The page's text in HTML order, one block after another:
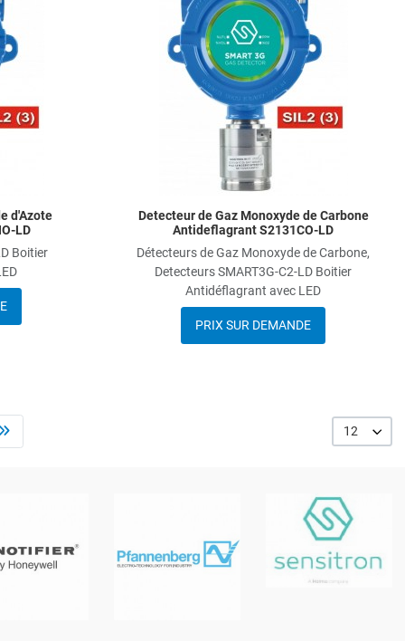
Add to Compare
d'Azote
LD
Boitier
Detecteur de Gaz Monoxyde de Carbone
Antideflagrant S2131CO-LD
Détecteurs de Gaz Monoxyde de Carbone,
Detecteurs SMART3G-C2-LD Boitier
Antidéflagrant avec LED
PRIX SUR DEMANDE
12